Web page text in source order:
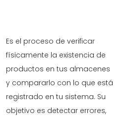
Es el proceso de verificar
físicamente la existencia de
productos en tus almacenes
y compararlo con lo que está
registrado en tu sistema. Su
objetivo es detectar errores,